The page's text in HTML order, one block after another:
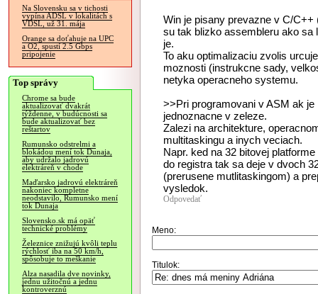
Na Slovensku sa v tichosti
vypína ADSL v lokalitách s
VDSL, už 31. mája
Orange sa doťahuje na UPC
a O2, spustí 2.5 Gbps
pripojenie
Top správy
Chrome sa bude
aktualizovať dvakrát
týždenne, v budúcnosti sa
bude aktualizovať bez
reštartov
Rumunsko odstrelmi a
blokádou mení tok Dunaja,
aby udržalo jadrovú
elektráreň v chode
Maďarsko jadrovú elektráreň
nakoniec kompletne
neodstavilo, Rumunsko mení
tok Dunaja
Slovensko.sk má opäť
technické problémy
Železnice znižujú kvôli teplu
rýchlosť iba na 50 km/h,
spôsobuje to meškanie
Alza nasadila dve novinky,
jednu užitočnú a jednu
kontroverznú
Win je pisany prevazne v C/
su tak blizko assembleru ako sa
je.
To aku optimalizaciu zvolis
moznosti (instrukcne sady,
netyka operacneho systemu.
>>Pri programovani v ASM ak
jednoznacne v zeleze.
Zalezi na architekture,
multitaskingu a inych veciach.
Napr. ked na 32 bitovej
do registra tak sa deje v dvoch
(prerusene mutlitaskingom) a
vysledok.
Odpovedať
Meno:
Titulok: